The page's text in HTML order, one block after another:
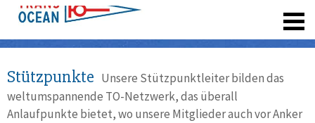
Stützpunkte Unsere Stützpunktleiter bilden das
weltumspannende TO-Netzwerk, das überall
Anlaufpunkte bietet, wo unsere Mitglieder auch vor Anker